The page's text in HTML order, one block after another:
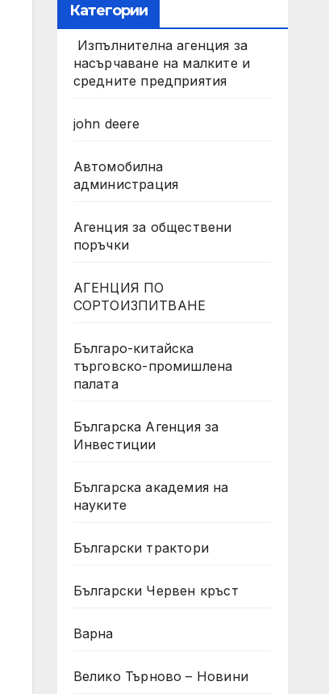
Категории
Изпълнителна агенция за
насърчаване на малките и
средните предприятия
john deere
Автомобилна
администрация
Агенция за обществени
поръчки
АГЕНЦИЯ ПО
СОРТОИЗПИТВАНЕ
Българо-китайска
търговско-промишлена
палата
Българска Агенция за
Инвестиции
Българска академия на
науките
Български трактори
Български Червен кръст
Варна
Велико Търново – Новини